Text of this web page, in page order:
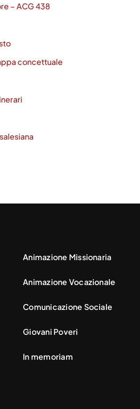
– ACG 438
concettuale
Animazione Missionaria
Animazione Vocazionale
Comunicazione Sociale
Giovani Poveri
In memoriam